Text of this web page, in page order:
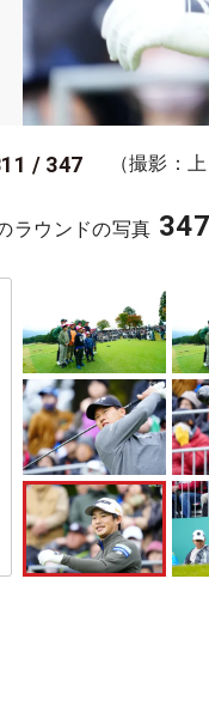
/ 347 （撮影：
ラウンドの写真